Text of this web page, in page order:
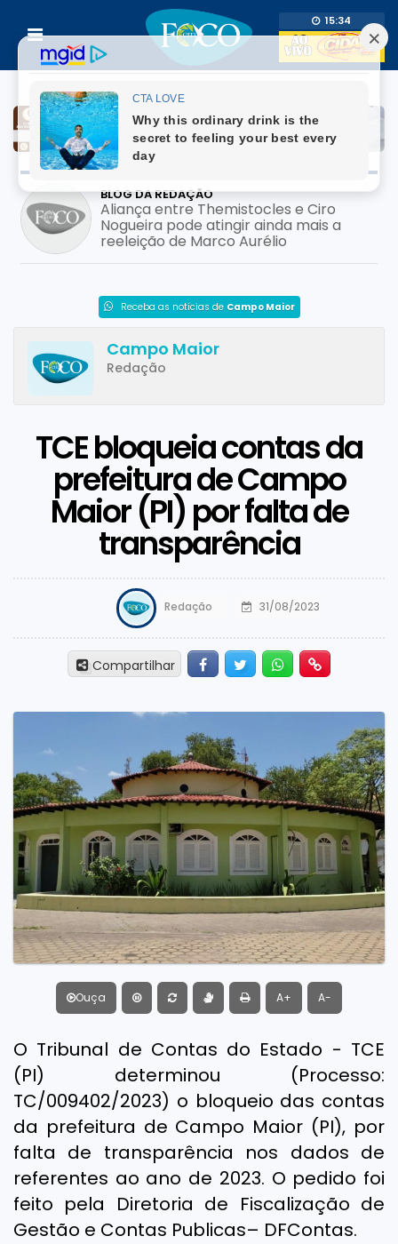
15:34
BLOG DA REDAÇÃO
Aliança entre Themistocles e Ciro
Nogueira pode atingir ainda mais a
reeleição de Marco Aurélio
Receba as notícias de Campo Maior
Campo Maior
Redação
TCE bloqueia contas da
prefeitura de Campo
Maior (PI) por falta de
transparência
Redação 31/08/2023
Compartilhar FacebookTwitter Whatsapp
Ouça A+ A-
O Tribunal de Contas do Estado - TCE
(PI) determinou (Processo:
TC/009402/2023) o bloqueio das contas
da prefeitura de Campo Maior (PI), por
falta de transparência nos dados de
referentes ao ano de 2023. O pedido foi
feito pela Diretoria de Fiscalização de
Gestão e Contas Publicas– DFContas.